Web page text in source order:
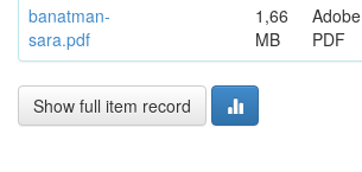
banatman-
sara.pdf
1,66
MB
Adobe
PDF
Show full item record